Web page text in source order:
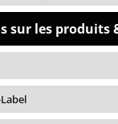
sur les produits